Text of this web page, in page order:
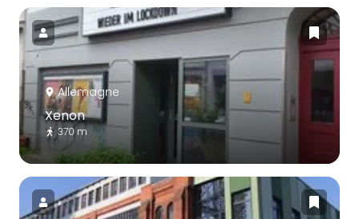
Allemagne
Xenon
370 m